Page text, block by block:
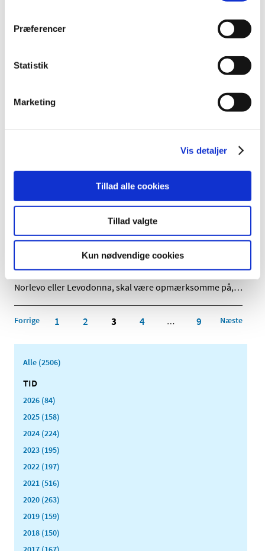
Præferencer
Statistik
Marketing
Vis detaljer
Tillad alle cookies
Tillad valgte
Kun nødvendige cookies
Lægemiddelstyrelsen har med virkning fra d. 10. august
Hydrokortison ”Orion”® får generelt tilskud
| 10. august 2016
Lægemiddelstyrelsen har besluttet, at Hydrokortison
|9. august 2016|
Lægemiddelstyrelsen har den 8. august 2016 meddelt
Birgitte Egeberg Carlsen bevilling til at drive…
Fortrydelsespiller kan svigte, hvis man bruger
anden medicin
Kvinder, der ønsker at bruge fortrydelsespiller af mærket
Norlevo eller Levodonna, skal være opmærksomme på,…
Forrige 1 2 3 4 … 9 Næste
Alle (2506)
TID
2026 (84)
2025 (158)
2024 (224)
2023 (195)
2022 (197)
2021 (516)
2020 (263)
2019 (159)
2018 (150)